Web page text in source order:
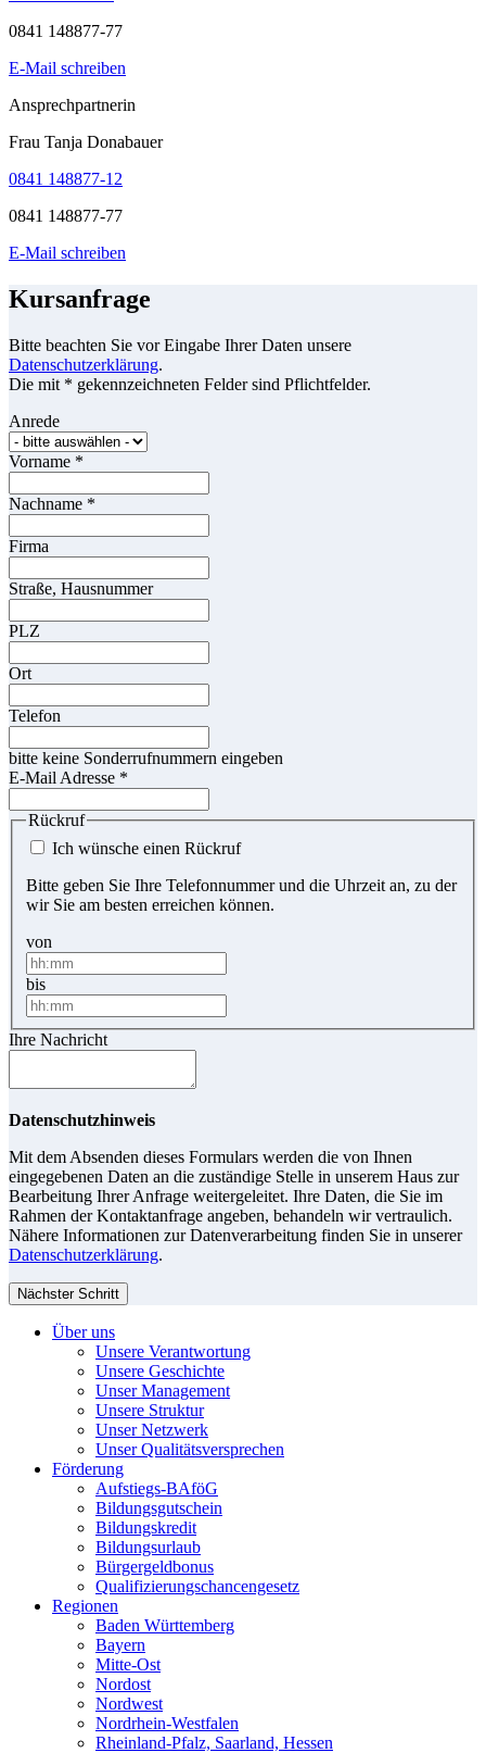
0841 148877-77
E-Mail schreiben
Ansprechpartnerin
Frau Tanja Donabauer
0841 148877-12
0841 148877-77
E-Mail schreiben
Kursanfrage
Bitte beachten Sie vor Eingabe Ihrer Daten unsere
Datenschutzerklärung.
Die mit * gekennzeichneten Felder sind Pflichtfelder.
Anrede
Vorname *
Nachname *
Firma
Straße, Hausnummer
PLZ
Ort
Telefon
bitte keine Sonderrufnummern eingeben
E-Mail Adresse *
Rückruf
Ich wünsche einen Rückruf
Bitte geben Sie Ihre Telefonnummer und die Uhrzeit an, zu der
wir Sie am besten erreichen können.
von
bis
Ihre Nachricht
Datenschutzhinweis
Mit dem Absenden dieses Formulars werden die von Ihnen
eingegebenen Daten an die zuständige Stelle in unserem Haus zur
Bearbeitung Ihrer Anfrage weitergeleitet. Ihre Daten, die Sie im
Rahmen der Kontaktanfrage angeben, behandeln wir vertraulich.
Nähere Informationen zur Datenverarbeitung finden Sie in unserer
Datenschutzerklärung.
Nächster Schritt
Über uns
Unsere Verantwortung
Unsere Geschichte
Unser Management
Unsere Struktur
Unser Netzwerk
Unser Qualitätsversprechen
Förderung
Aufstiegs-BAföG
Bildungsgutschein
Bildungskredit
Bildungsurlaub
Bürgergeldbonus
Qualifizierungschancengesetz
Regionen
Baden Württemberg
Bayern
Mitte-Ost
Nordost
Nordwest
Nordrhein-Westfalen
Rheinland-Pfalz, Saarland, Hessen